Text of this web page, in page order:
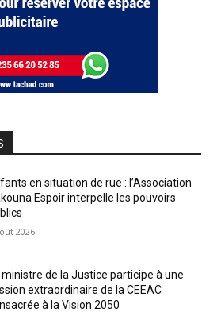
en situation de rue : l’Association
Espoir interpelle les pouvoirs
2026
ministre de la Justice participe à une
extraordinaire de la CEEAC
à la Vision 2050